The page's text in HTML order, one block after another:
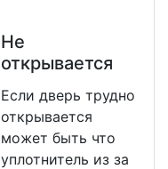
Не
открывается
Если дверь трудно
открывается
может быть что
уплотнитель из за